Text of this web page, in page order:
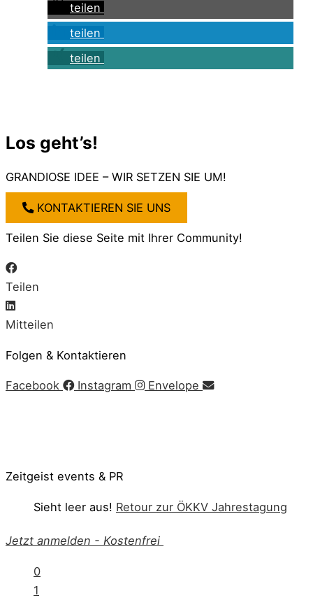
teilen
teilen
teilen
Los geht’s!
GRANDIOSE IDEE – WIR SETZEN SIE UM!
KONTAKTIEREN SIE UNS
Teilen Sie diese Seite mit Ihrer Community!
Teilen
Mitteilen
Folgen & Kontaktieren
Facebook Instagram Envelope
Zeitgeist events & PR
Sieht leer aus! Retour zur ÖKKV Jahrestagung
Jetzt anmelden - Kostenfrei
0
1